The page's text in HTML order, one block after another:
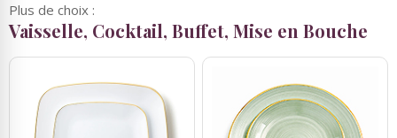
Plus de choix :
Vaisselle, Cocktail, Buffet, Mise en Bouche